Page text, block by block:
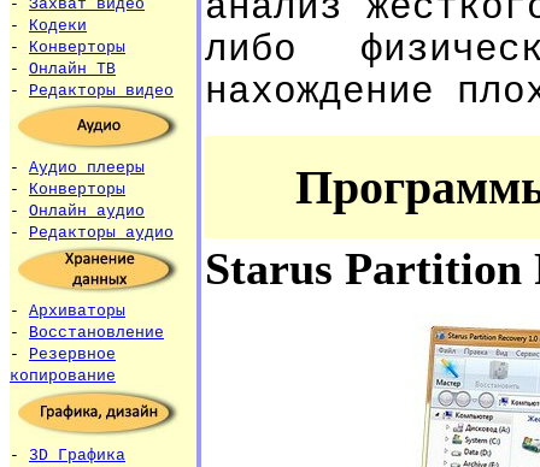
- Захват видео
- Кодеки
- Конверторы
- Онлайн ТВ
- Редакторы видео
- Аудио плееры
- Конверторы
- Онлайн аудио
- Редакторы аудио
- Архиваторы
- Восстановление
- Резервное
копирование
- 3D Графика
либо
нахождение
Starus Partition